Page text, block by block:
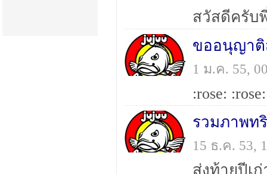
ขออนุญาติ
1 ม.ค. 55,
รวมภาพท
15 ธ.ค. 53,